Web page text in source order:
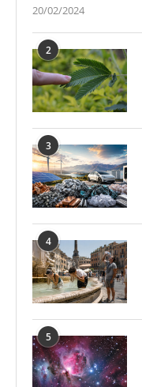
20/02/2024
2
3
4
5